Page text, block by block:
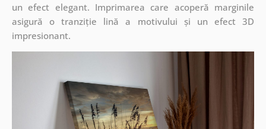
un efect elegant. Imprimarea care acoperă marginile
asigură o tranziție lină a motivului și un efect 3D
impresionant.